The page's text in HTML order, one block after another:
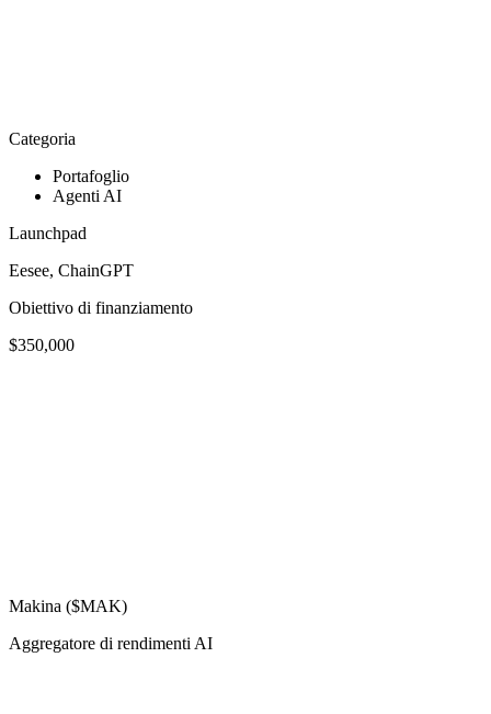
Categoria
Portafoglio
Agenti AI
Launchpad
Eesee, ChainGPT
Obiettivo di finanziamento
$350,000
Makina ($MAK)
Aggregatore di rendimenti AI